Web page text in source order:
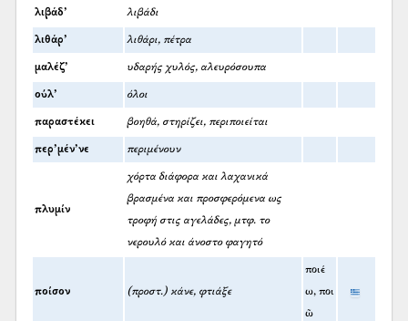
λιβάδ’ λιβάδι
λιθάρ’ λιθάρι, πέτρα
μαλέζ’ υδαρής χυλός, αλευρόσουπα
ούλ’ όλοι
παραστέκει βοηθά, στηρίζει, περιποιείται
περ’μέν’νε περιμένουν
πλυμίν
χόρτα διάφορα και λαχανικά
βρασμένα και προσφερόμενα ως
τροφή στις αγελάδες, μτφ. το
νερουλό και άνοστο φαγητό
ποίσον (προστ.) κάνε, φτιάξε
ποιέ
ω, ποι
ῶ